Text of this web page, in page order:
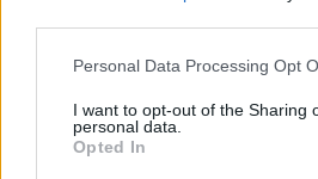
Personal Data Processing Opt
I want to opt-out of the Sharing
personal data.
Opted In
Και συνεχίζουν:
πρώτα απ’ όλα στην
αντιμέτωποι με μια παροδική